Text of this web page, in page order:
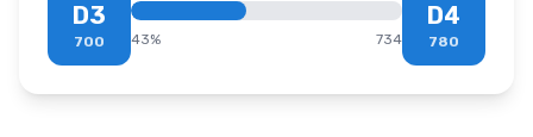
D3
700 43% 734
D4
780